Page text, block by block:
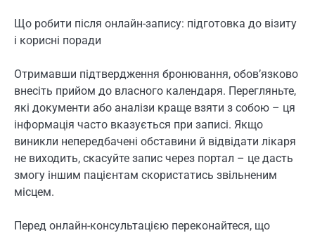
Що робити після онлайн-запису: підготовка до візиту
і корисні поради
Отримавши підтвердження бронювання, обов’язково
внесіть прийом до власного календаря. Перегляньте,
які документи або аналізи краще взяти з собою – ця
інформація часто вказується при записі. Якщо
виникли непередбачені обставини й відвідати лікаря
не виходить, скасуйте запис через портал – це дасть
змогу іншим пацієнтам скористатись звільненим
місцем.
Перед онлайн-консультацією переконайтеся, що